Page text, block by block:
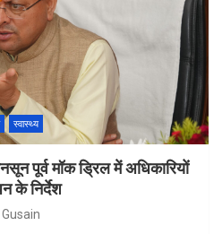
स्वास्थ्य
पूर्व मॉक ड्रिल में अधिकारियों
के निर्देश